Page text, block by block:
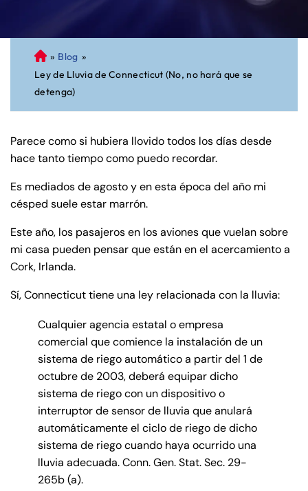
A
bo
ga
do
Pe
rs
ur
y
de
on
» Blog »
Ley de Lluvia de Connecticut (No, no hará que se
detenga)
Parece como si hubiera llovido todos los días desde
hace tanto tiempo como puedo recordar.
Es mediados de agosto y en esta época del año mi
césped suele estar marrón.
Este año, los pasajeros en los aviones que vuelan sobre
mi casa pueden pensar que están en el acercamiento a
Cork, Irlanda.
Sí, Connecticut tiene una ley relacionada con la lluvia:
Cualquier agencia estatal o empresa
comercial que comience la instalación de un
sistema de riego automático a partir del 1 de
octubre de 2003, deberá equipar dicho
sistema de riego con un dispositivo o
interruptor de sensor de lluvia que anulará
automáticamente el ciclo de riego de dicho
sistema de riego cuando haya ocurrido una
lluvia adecuada. Conn. Gen. Stat. Sec. 29-
265b (a).